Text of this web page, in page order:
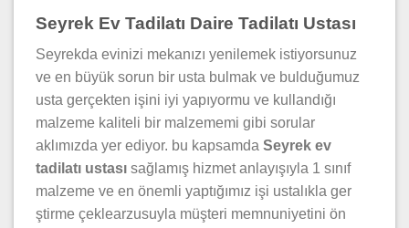
Seyrek Ev Tadilatı Daire Tadilatı Ustası
Seyrekda evinizi mekanızı yenilemek istiyorsunuz
ve en büyük sorun bir usta bulmak ve bulduğumuz
usta gerçekten işini iyi yapıyormu ve kullandığı
malzeme kaliteli bir malzememi gibi sorular
aklımızda yer ediyor. bu kapsamda Seyrek ev
tadilatı ustası sağlamış hizmet anlayışıyla 1 sınıf
malzeme ve en önemli yaptığımız işi ustalıkla ger
ştirme çeklearzusuyla müşteri memnuniyetini ön